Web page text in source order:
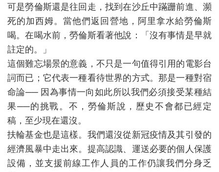
可是勞倫斯還是往回走，找到在沙丘中蹣跚前進、瀕
死的加西姆。當他們返回營地，阿里拿水給勞倫斯
喝。在喝水前，勞倫斯看著他說：「沒有事情是早就
註定的。」
這個難忘場景的意義，不只是一句值得引用的電影台
詞而已；它代表一種看待世界的方式。那是一種對宿
命論── 因為事情一向如此所以我們必須接受某種結
果──的挑戰。不，勞倫斯說，歷史不會都已經定
稿，至少現在還沒。
扶輪基金也是這樣。我們還沒從新冠疫情及其引發的
經濟風暴中走出來。提高認識、運送必要的個人保護
設備，並支援前線工作人員的工作仍讓我們分身乏